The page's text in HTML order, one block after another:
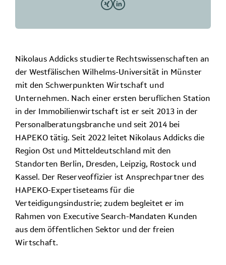
Nikolaus Addicks studierte Rechtswissenschaften an
der Westfälischen Wilhelms-Universität in Münster
mit den Schwerpunkten Wirtschaft und
Unternehmen. Nach einer ersten beruflichen Station
in der Immobilienwirtschaft ist er seit 2013 in der
Personalberatungsbranche und seit 2014 bei
HAPEKO tätig. Seit 2022 leitet Nikolaus Addicks die
Region Ost und Mitteldeutschland mit den
Standorten Berlin, Dresden, Leipzig, Rostock und
Kassel. Der Reserveoffizier ist Ansprechpartner des
HAPEKO-Expertiseteams für die
Verteidigungsindustrie; zudem begleitet er im
Rahmen von Executive Search-Mandaten Kunden
aus dem öffentlichen Sektor und der freien
Wirtschaft.